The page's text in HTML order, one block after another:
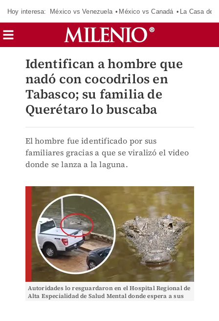
Hoy interesa: México vs Venezuela México vs Canadá La Casa de
Identifican a hombre que
nadó con cocodrilos en
Tabasco; su familia de
Querétaro lo buscaba
El hombre fue identificado por sus
familiares gracias a que se viralizó el video
donde se lanza a la laguna.
Autoridades lo resguardaron en el Hospital Regional de
Alta Especialidad de Salud Mental donde espera a sus